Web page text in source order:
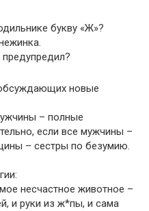
букву «Ж»?
новые
– полные
если все мужчины –
– сестры по безумию.
несчастное животное –
и руки из ж*пы, и сама